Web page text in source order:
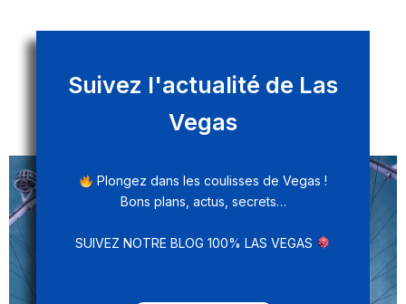
Suivez l'actualité de Las
Vegas
Plongez dans les coulisses de Vegas !
Bons plans, actus, secrets…
SUIVEZ NOTRE BLOG 100% LAS VEGAS